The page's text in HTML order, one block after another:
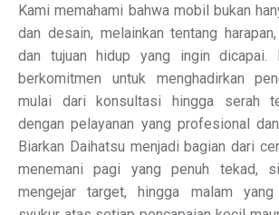
Kami memahami bahwa mobil bukan
dan desain, melainkan tentang
dan tujuan hidup yang ingin dicapai.
berkomitmen untuk menghadirkan
mulai dari konsultasi hingga serah
dengan pelayanan yang profesional
Biarkan Daihatsu menjadi bagian dari
menemani pagi yang penuh tekad,
mengejar target, hingga malam